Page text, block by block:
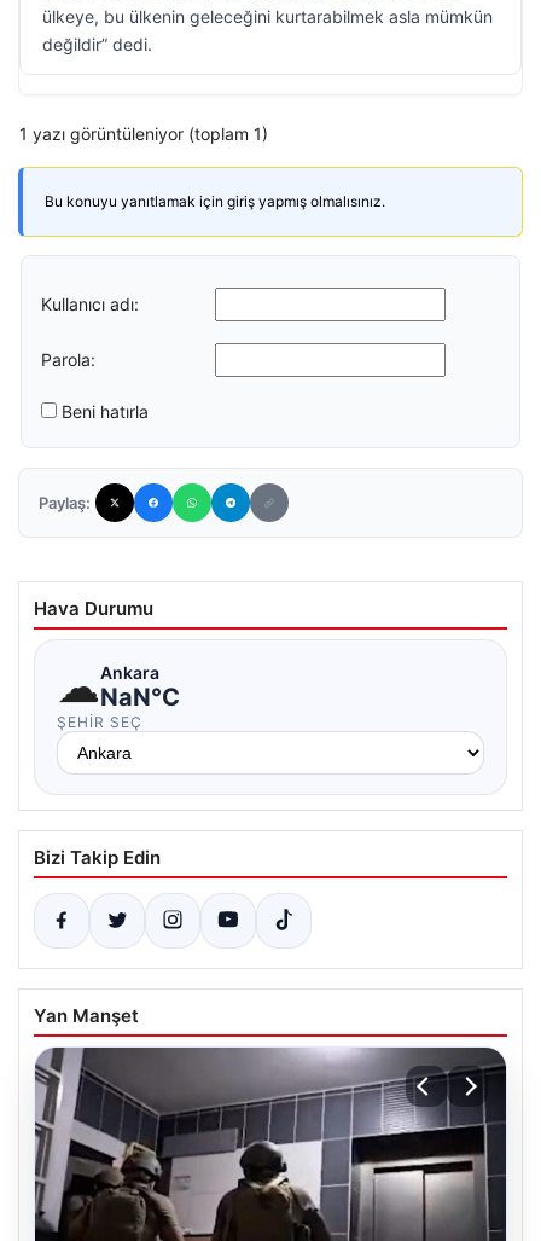
ülkeye, bu ülkenin geleceğini kurtarabilmek asla mümkün
değildir” dedi.
1 yazı görüntüleniyor (toplam 1)
Bu konuyu yanıtlamak için giriş yapmış olmalısınız.
Kullanıcı adı:
Parola:
Beni hatırla
Paylaş:
Hava Durumu
☁Ankara
NaN°C
ŞEHIR SEÇ
Bizi Takip Edin
Yan Manşet